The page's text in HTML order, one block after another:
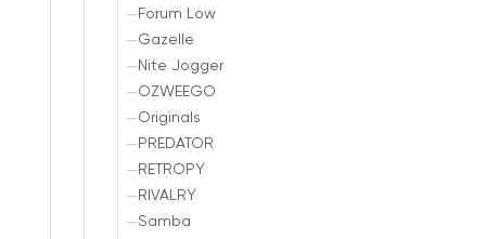
Forum Low
Gazelle
Nite Jogger
OZWEEGO
Originals
PREDATOR
RETROPY
RIVALRY
Samba